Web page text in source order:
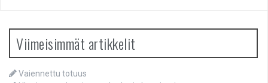
Viimeisimmät artikkelit
Vaiennettu totuus